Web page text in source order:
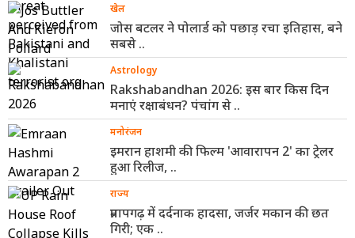
खेल
जोस बटलर ने पोलार्ड को पछाड़ रचा इतिहास, बने
सबसे ..
Astrology
Rakshabandhan 2026: इस बार किस दिन
मनाएं रक्षाबंधन? पंचांग से ..
मनोरंजन
इमरान हाशमी की फिल्म 'आवारापन 2' का ट्रेलर
हुआ रिलीज, ..
राज्य
प्रतापगढ़ में दर्दनाक हादसा, जर्जर मकान की छत
गिरी; एक ..